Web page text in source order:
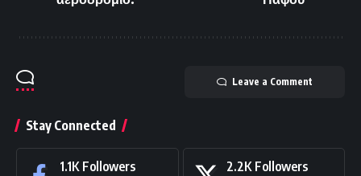
Leave a Comment
Stay Connected
1.1K Followers 2.2K Followers